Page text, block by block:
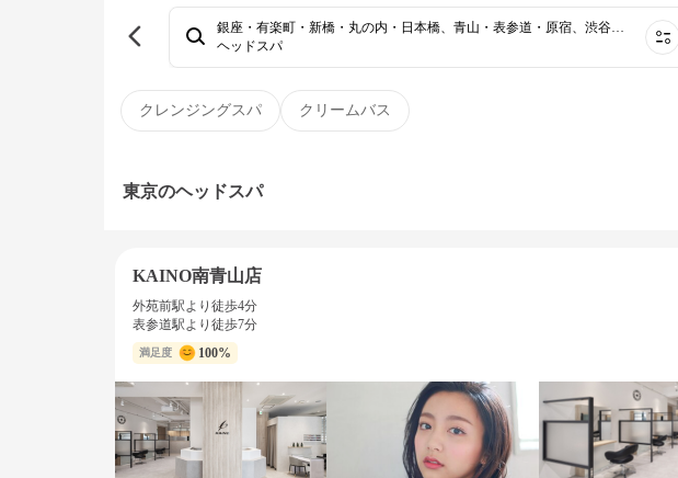
クレンジングスパ クリームバス
銀座・有楽町・新橋・丸の内・日本橋、青山・表参道・原宿、渋谷、新宿・高田馬場、恵比寿・広尾・六本木・麻布・赤坂、池尻大橋・三軒茶屋・駒沢・用賀・二子玉川、代官山・中目黒・学芸大学・自由が丘、池袋・目白、吉祥寺・荻窪・三鷹・国分寺・久我山、品川・目黒・五反田・田町・大崎・白金⋯
ヘッドスパ
東京のヘッドスパ
KAINO南青山店
外苑前駅より徒歩4分
表参道駅より徒歩7分
満足度 100%